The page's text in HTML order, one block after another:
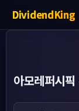
DividendKing
아모레퍼시